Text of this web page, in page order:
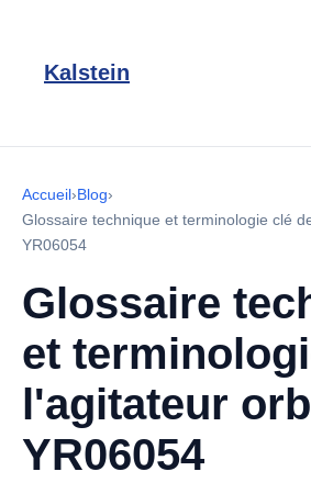
Kalstein
Accueil›Blog›
Glossaire technique et terminologie clé
YR06054
Glossaire
et
l'agitateur
YR06054